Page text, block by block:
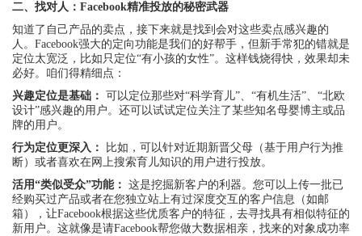
二、找对人：Facebook精准投放的秘密武器
知道了自己产品的卖点，接下来就是找到会对这些卖点感兴趣的
人。Facebook强大的定向功能是我们的好帮手，但新手常犯的错就是
定位太宽泛，比如只定位“有小孩的女性”。这样钱烧得快，效果却未
必好。咱们得精细点：
兴趣定位是基础： 可以定位那些对“科学育儿”、“有机生活”、“北欧
设计”感兴趣的用户。还可以试试定位关注了某些知名母婴博主或品
牌的用户。
行为定位更深入：
比如，可以针对近期新晋父母（基于用户行为推
断）或者喜欢在网上搜索育儿知识的用户进行投放。
活用“类似受众”功能： 这是挖掘新客户的利器。您可以上传一批已
经购买过产品或者在您独立站上有过深度交互的客户信息（如邮
箱），让Facebook根据这些优质客户的特征，去寻找具有相似特征的
新用户。这就像是请Facebook帮您做大数据相亲，找来的对象成功率